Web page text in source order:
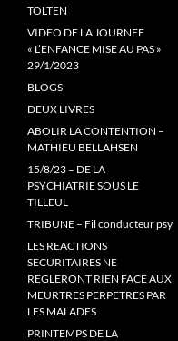
TOLTEN
VIDEO DE LA JOURNEE
« L’ENFANCE MISE AU PAS »
29/1/2023
BLOGS
DEUX LIVRES
ABOLIR LA CONTENTION –
MATHIEU BELLAHSEN
15/8/23 – DE LA
PSYCHIATRIE SOUS LE
TILLEUL
TRIBUNE – Fil conducteur psy
LES REACTIONS
SECURITAIRES NE
REGLERONT RIEN FACE AUX
MEURTRES PERPETRES PAR
LES MALADES
PRINTEMPS DE LA